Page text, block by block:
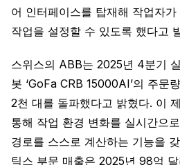
어 인터페이스를 탑재해 작업자
작업을 설정할 수 있도록 했다고
스위스의 ABB는 2025년 4분기
봇 ‘GoFa CRB 15000AI’의 주문
2천 대를 돌파했다고 밝혔다. 이
통해 작업 환경 변화를 실시간으
경로를 스스로 계산하는 기능을
틱스 부문 매출은 2025년 98억